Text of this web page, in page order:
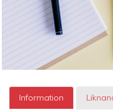
Information